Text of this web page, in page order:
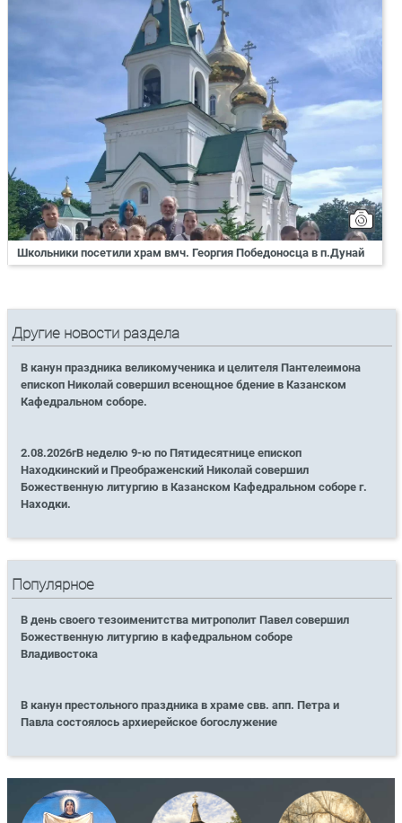
Школьники посетили храм вмч. Георгия Победоносца в п.Дунай
Другие новости раздела
В канун праздника великомученика и целителя Пантелеимона
епископ Николай совершил всенощное бдение в Казанском
Кафедральном соборе.
2.08.2026гВ неделю 9-ю по Пятидесятнице епископ
Находкинский и Преображенский Николай совершил
Божественную литургию в Казанском Кафедральном соборе г.
Находки.
Популярное
В день своего тезоименитства митрополит Павел совершил
Божественную литургию в кафедральном соборе
Владивостока
В канун престольного праздника в храме свв. апп. Петра и
Павла состоялось архиерейское богослужение